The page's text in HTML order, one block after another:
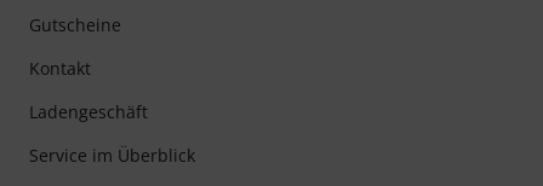
Gutscheine
Kontakt
Ladengeschäft
Service im Überblick